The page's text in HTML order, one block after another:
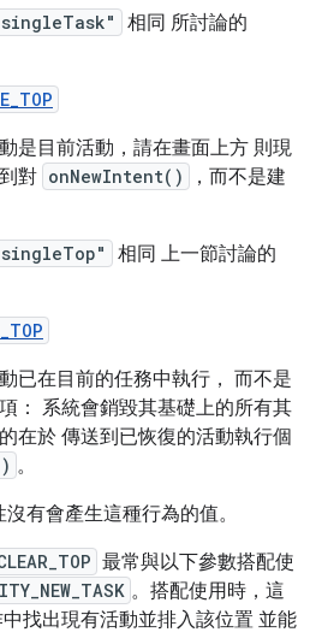
相同 所討論的
是目前活動，請在畫面上方 則現
對 onNewIntent()
，而不是建
相同 上一節討論的
已在目前的任務中執行， 而不是
： 系統會銷毀其基礎上的所有其
在於 傳送到已恢復的活動執行個
。
沒有會產生這種行為的值。
最常與以下參數搭配使
。搭配使用時，這
找出現有活動並排入該位置 並能